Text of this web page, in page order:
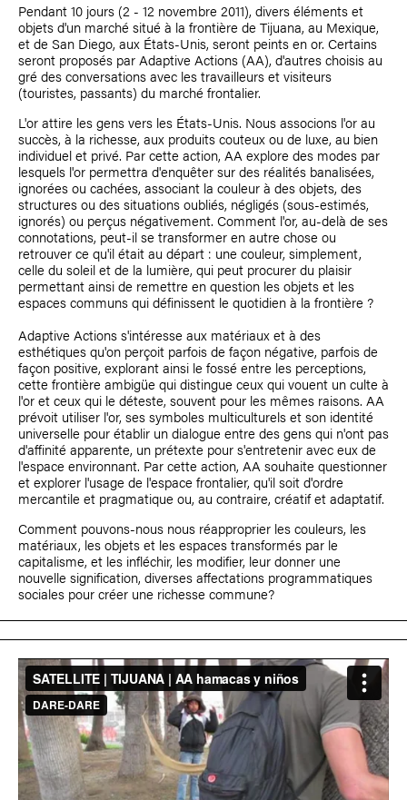
Pendant 10 jours (2 - 12 novembre 2011), divers éléments et
objets d'un marché situé à la frontière de Tijuana, au Mexique,
et de San Diego, aux États-Unis, seront peints en or. Certains
seront proposés par Adaptive Actions (AA), d'autres choisis au
gré des conversations avec les travailleurs et visiteurs
(touristes, passants) du marché frontalier.
L'or attire les gens vers les États-Unis. Nous associons l'or au
succès, à la richesse, aux produits couteux ou de luxe, au bien
individuel et privé. Par cette action, AA explore des modes par
lesquels l'or permettra d'enquêter sur des réalités banalisées,
ignorées ou cachées, associant la couleur à des objets, des
structures ou des situations oubliés, négligés (sous-estimés,
ignorés) ou perçus négativement. Comment l'or, au-delà de ses
connotations, peut-il se transformer en autre chose ou
retrouver ce qu'il était au départ : une couleur, simplement,
celle du soleil et de la lumière, qui peut procurer du plaisir
permettant ainsi de remettre en question les objets et les
espaces communs qui définissent le quotidien à la frontière ?
Adaptive Actions s'intéresse aux matériaux et à des
esthétiques qu'on perçoit parfois de façon négative, parfois de
façon positive, explorant ainsi le fossé entre les perceptions,
cette frontière ambigüe qui distingue ceux qui vouent un culte à
l'or et ceux qui le déteste, souvent pour les mêmes raisons. AA
prévoit utiliser l'or, ses symboles multiculturels et son identité
universelle pour établir un dialogue entre des gens qui n'ont pas
d'affinité apparente, un prétexte pour s'entretenir avec eux de
l'espace environnant. Par cette action, AA souhaite questionner
et explorer l'usage de l'espace frontalier, qu'il soit d'ordre
mercantile et pragmatique ou, au contraire, créatif et adaptatif.
Comment pouvons-nous nous réapproprier les couleurs, les
matériaux, les objets et les espaces transformés par le
capitalisme, et les infléchir, les modifier, leur donner une
nouvelle signification, diverses affectations programmatiques
sociales pour créer une richesse commune?